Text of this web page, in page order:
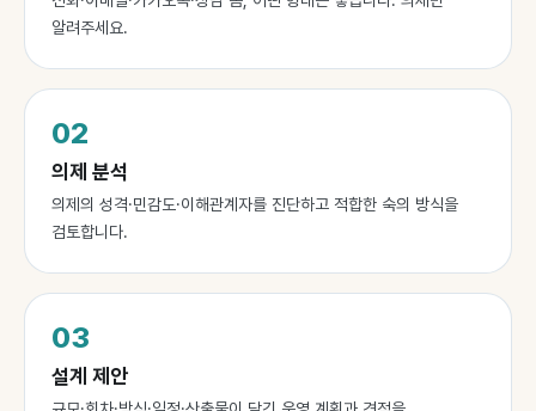
알려주세요.
02
의제 분석
의제의 성격·민감도·이해관계자를 진단하고 적합한 숙의 방식을
검토합니다.
03
설계 제안